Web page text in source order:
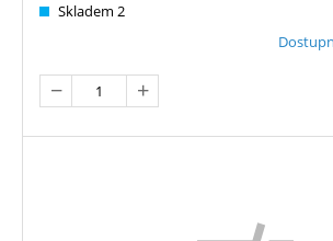
Skladem 2